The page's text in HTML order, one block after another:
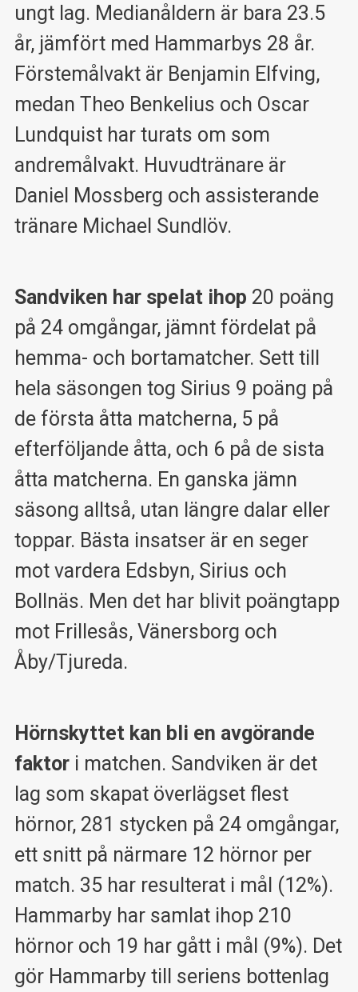
ungt lag. Medianåldern är bara 23.5
år, jämfört med Hammarbys 28 år.
Förstemålvakt är Benjamin Elfving,
medan Theo Benkelius och Oscar
Lundquist har turats om som
andremålvakt. Huvudtränare är
Daniel Mossberg och assisterande
tränare Michael Sundlöv.
Sandviken har spelat ihop 20 poäng
på 24 omgångar, jämnt fördelat på
hemma- och bortamatcher. Sett till
hela säsongen tog Sirius 9 poäng på
de första åtta matcherna, 5 på
efterföljande åtta, och 6 på de sista
åtta matcherna. En ganska jämn
säsong alltså, utan längre dalar eller
toppar. Bästa insatser är en seger
mot vardera Edsbyn, Sirius och
Bollnäs. Men det har blivit poängtapp
mot Frillesås, Vänersborg och
Åby/Tjureda.
Hörnskyttet kan bli en avgörande
faktori matchen. Sandviken är det
lag som skapat överlägset flest
hörnor, 281 stycken på 24 omgångar,
ett snitt på närmare 12 hörnor per
match. 35 har resulterat i mål (12%).
Hammarby har samlat ihop 210
hörnor och 19 har gått i mål (9%). Det
gör Hammarby till seriens bottenlag